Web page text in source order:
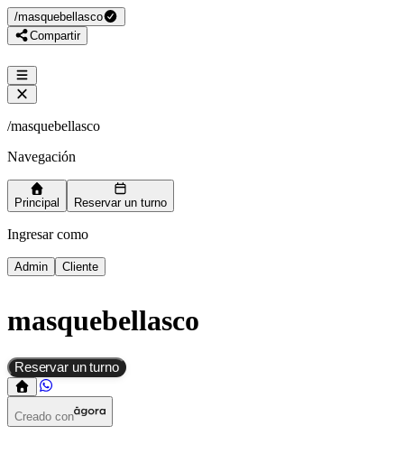
/masquebellasco
Compartir
/masquebellasco
Navegación
Principal Reservar un turno
Ingresar como
Admin Cliente
masquebellasco
Reservar un turno
Creado con